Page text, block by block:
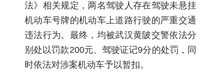
法》相关规定，两名驾驶人存在驾驶未悬挂
机动车号牌的机动车上道路行驶的严重交通
违法行为。最终，均被武汉黄陂交警依法分
别处以罚款200元、驾驶证记9分的处罚，同
时依法对涉案机动车予以暂扣。